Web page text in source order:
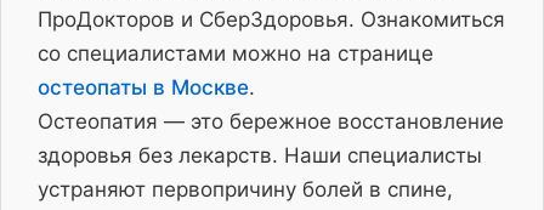
ПроДокторов и СберЗдоровья. Ознакомиться
со специалистами можно на странице
остеопаты в Москве.
Остеопатия — это бережное восстановление
здоровья без лекарств. Наши специалисты
устраняют первопричину болей в спине,